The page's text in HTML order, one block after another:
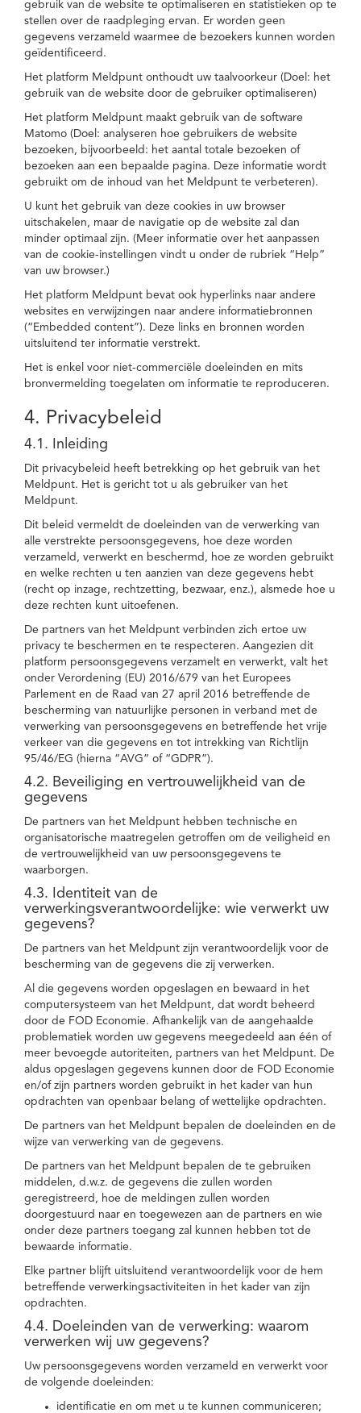
gebruik van de website te optimaliseren en statistieken op te
stellen over de raadpleging ervan. Er worden geen
gegevens verzameld waarmee de bezoekers kunnen worden
geïdentificeerd.
Het platform Meldpunt onthoudt uw taalvoorkeur (Doel: het
gebruik van de website door de gebruiker optimaliseren)
Het platform Meldpunt maakt gebruik van de software
Matomo (Doel: analyseren hoe gebruikers de website
bezoeken, bijvoorbeeld: het aantal totale bezoeken of
bezoeken aan een bepaalde pagina. Deze informatie wordt
gebruikt om de inhoud van het Meldpunt te verbeteren).
U kunt het gebruik van deze cookies in uw browser
uitschakelen, maar de navigatie op de website zal dan
minder optimaal zijn. (Meer informatie over het aanpassen
van de cookie-instellingen vindt u onder de rubriek “Help”
van uw browser.)
Het platform Meldpunt bevat ook hyperlinks naar andere
websites en verwijzingen naar andere informatiebronnen
(“Embedded content”). Deze links en bronnen worden
uitsluitend ter informatie verstrekt.
Het is enkel voor niet-commerciële doeleinden en mits
bronvermelding toegelaten om informatie te reproduceren.
4. Privacybeleid
4.1. Inleiding
Dit privacybeleid heeft betrekking op het gebruik van het
Meldpunt. Het is gericht tot u als gebruiker van het
Meldpunt.
Dit beleid vermeldt de doeleinden van de verwerking van
alle verstrekte persoonsgegevens, hoe deze worden
verzameld, verwerkt en beschermd, hoe ze worden gebruikt
en welke rechten u ten aanzien van deze gegevens hebt
(recht op inzage, rechtzetting, bezwaar, enz.), alsmede hoe u
deze rechten kunt uitoefenen.
De partners van het Meldpunt verbinden zich ertoe uw
privacy te beschermen en te respecteren. Aangezien dit
platform persoonsgegevens verzamelt en verwerkt, valt het
onder Verordening (EU) 2016/679 van het Europees
Parlement en de Raad van 27 april 2016 betreffende de
bescherming van natuurlijke personen in verband met de
verwerking van persoonsgegevens en betreffende het vrije
verkeer van die gegevens en tot intrekking van Richtlijn
95/46/EG (hierna “AVG” of “GDPR”).
4.2. Beveiliging en vertrouwelijkheid van de
gegevens
De partners van het Meldpunt hebben technische en
organisatorische maatregelen getroffen om de veiligheid en
de vertrouwelijkheid van uw persoonsgegevens te
waarborgen.
4.3. Identiteit van de
verwerkingsverantwoordelijke: wie verwerkt uw
gegevens?
De partners van het Meldpunt zijn verantwoordelijk voor de
bescherming van de gegevens die zij verwerken.
Al die gegevens worden opgeslagen en bewaard in het
computersysteem van het Meldpunt, dat wordt beheerd
door de FOD Economie. Afhankelijk van de aangehaalde
problematiek worden uw gegevens meegedeeld aan één of
meer bevoegde autoriteiten, partners van het Meldpunt. De
aldus opgeslagen gegevens kunnen door de FOD Economie
en/of zijn partners worden gebruikt in het kader van hun
opdrachten van openbaar belang of wettelijke opdrachten.
De partners van het Meldpunt bepalen de doeleinden en de
wijze van verwerking van de gegevens.
De partners van het Meldpunt bepalen de te gebruiken
middelen, d.w.z. de gegevens die zullen worden
geregistreerd, hoe de meldingen zullen worden
doorgestuurd naar en toegewezen aan de partners en wie
onder deze partners toegang zal kunnen hebben tot de
bewaarde informatie.
Elke partner blijft uitsluitend verantwoordelijk voor de hem
betreffende verwerkingsactiviteiten in het kader van zijn
opdrachten.
4.4. Doeleinden van de verwerking: waarom
verwerken wij uw gegevens?
Uw persoonsgegevens worden verzameld en verwerkt voor
de volgende doeleinden:
identificatie en om met u te kunnen communiceren;